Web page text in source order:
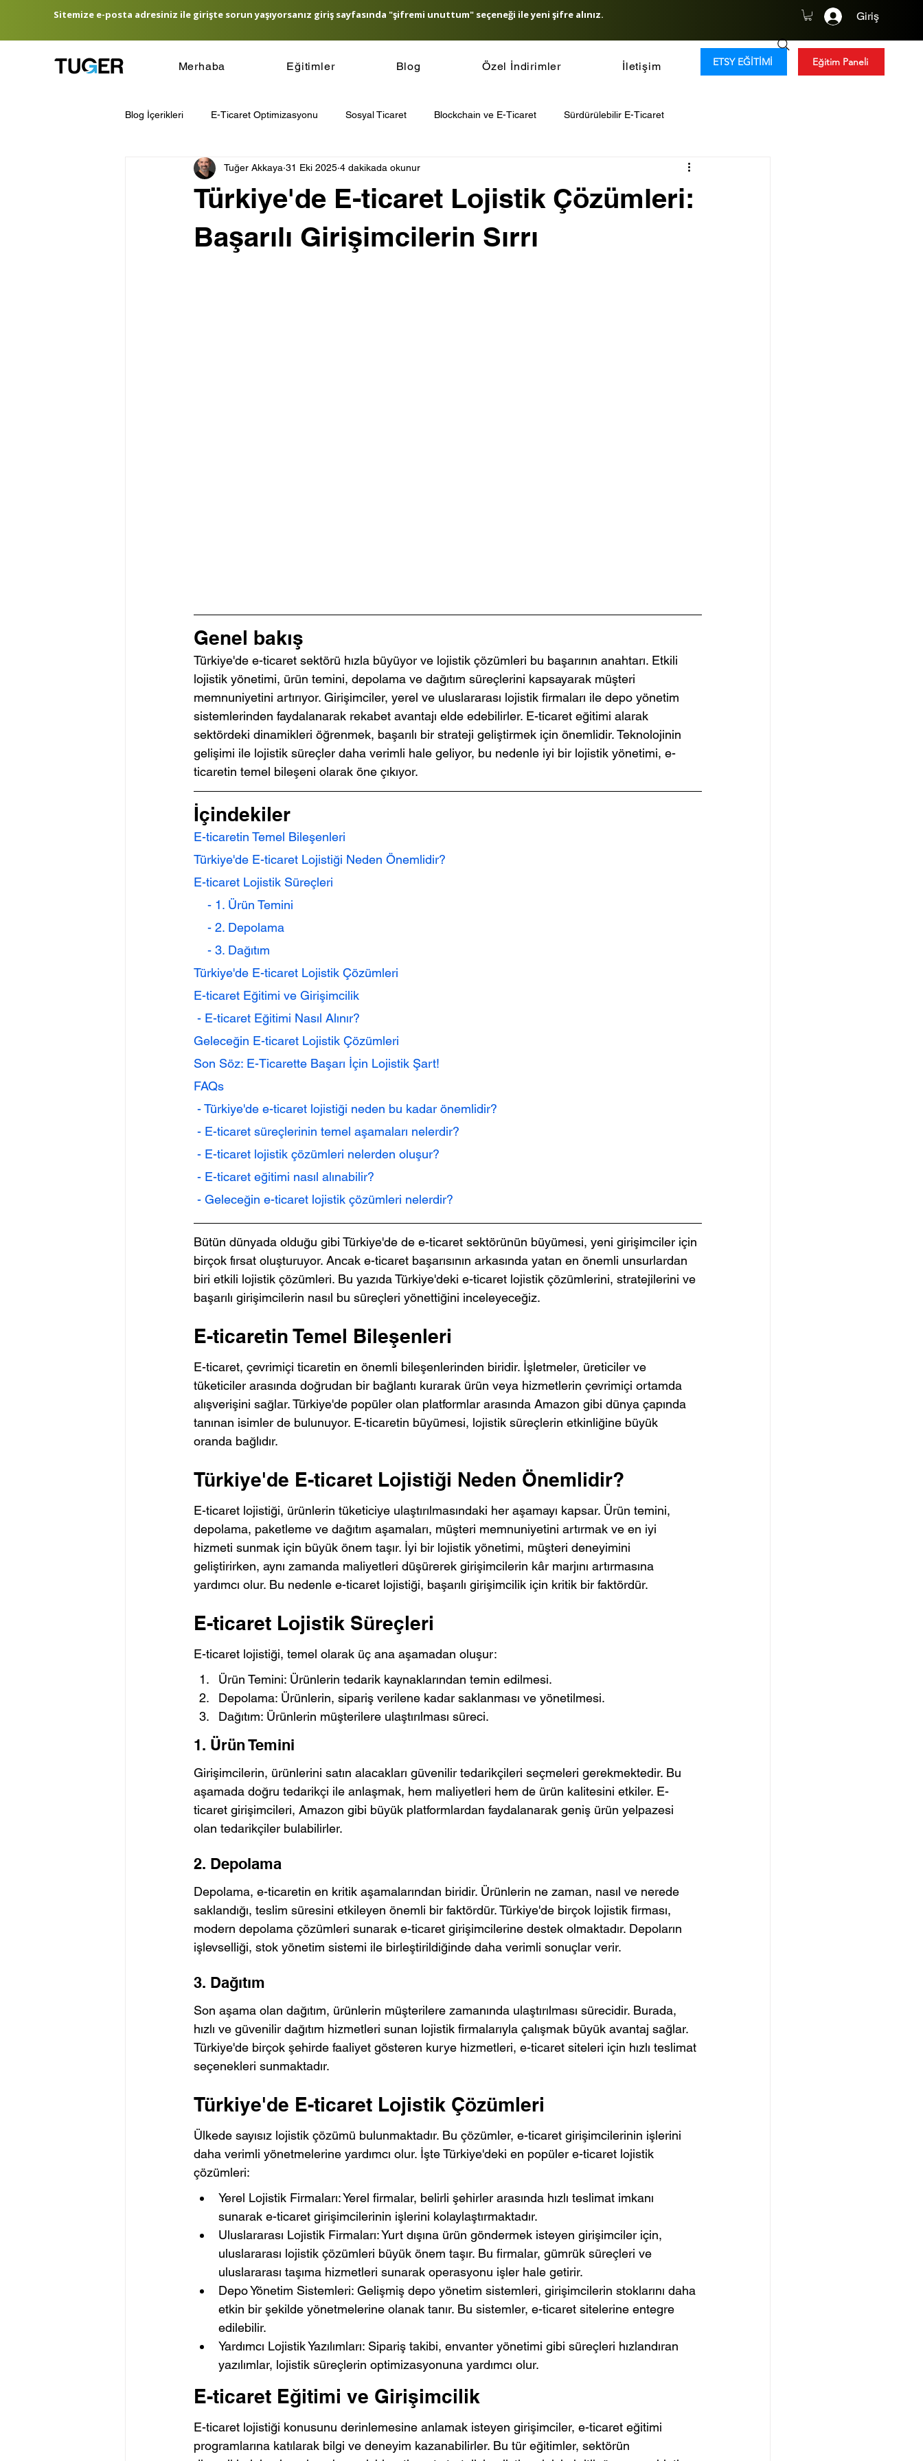
Sitemize e-posta adresiniz ile girişte sorun yaşıyorsanız giriş sayfasında "şifremi unuttum" seçeneği ile yeni şifre alınız. Giriş
Merhaba Eğitimler Blog Özel İndirimler İletişim ETSY EĞİTİMİ Eğitim Paneli
Blog İçerikleri E-Ticaret Optimizasyonu Sosyal Ticaret Blockchain ve E-Ticaret Sürdürülebilir E-Ticaret
E-Ticaret Lojistik Yönetimi E-Ticaret Güvenliği E-Ticaret SEO Stratejileri Tüketim Trendleri
Hedef Kitle Belirleme E-Ticaret Ödeme Sistemleri Müşteri Sadakati Stratejileri
Türkiye'de E-ticaret Lojistik Çözümleri:
Başarılı Girişimcilerin Sırrı
Tuğer Akkaya 31 Eki 2025 4 dakikada okunur
Genel bakış
Türkiye'de e-ticaret sektörü hızla büyüyor ve lojistik çözümleri bu başarının anahtarı. Etkili
lojistik yönetimi, ürün temini, depolama ve dağıtım süreçlerini kapsayarak müşteri
memnuniyetini artırıyor. Girişimciler, yerel ve uluslararası lojistik firmaları ile depo yönetim
sistemlerinden faydalanarak rekabet avantajı elde edebilirler. E-ticaret eğitimi alarak
sektördeki dinamikleri öğrenmek, başarılı bir strateji geliştirmek için önemlidir. Teknolojinin
gelişimi ile lojistik süreçler daha verimli hale geliyor, bu nedenle iyi bir lojistik yönetimi, e-
ticaretin temel bileşeni olarak öne çıkıyor.
İçindekiler
E-ticaretin Temel Bileşenleri
Türkiye'de E-ticaret Lojistiği Neden Önemlidir?
E-ticaret Lojistik Süreçleri
    - 1. Ürün Temini
    - 2. Depolama
    - 3. Dağıtım
Türkiye'de E-ticaret Lojistik Çözümleri
E-ticaret Eğitimi ve Girişimcilik
- E-ticaret Eğitimi Nasıl Alınır?
Geleceğin E-ticaret Lojistik Çözümleri
Son Söz: E-Ticarette Başarı İçin Lojistik Şart!
FAQs
- Türkiye'de e-ticaret lojistiği neden bu kadar önemlidir?
- E-ticaret süreçlerinin temel aşamaları nelerdir?
- E-ticaret lojistik çözümleri nelerden oluşur?
- E-ticaret eğitimi nasıl alınabilir?
- Geleceğin e-ticaret lojistik çözümleri nelerdir?
Bütün dünyada olduğu gibi Türkiye'de de e-ticaret sektörünün büyümesi, yeni girişimciler için
birçok fırsat oluşturuyor. Ancak e-ticaret başarısının arkasında yatan en önemli unsurlardan
biri etkili lojistik çözümleri. Bu yazıda Türkiye'deki e-ticaret lojistik çözümlerini, stratejilerini ve
başarılı girişimcilerin nasıl bu süreçleri yönettiğini inceleyeceğiz.
E-ticaretin Temel Bileşenleri
E-ticaret, çevrimiçi ticaretin en önemli bileşenlerinden biridir. İşletmeler, üreticiler ve
tüketiciler arasında doğrudan bir bağlantı kurarak ürün veya hizmetlerin çevrimiçi ortamda
alışverişini sağlar. Türkiye'de popüler olan platformlar arasında Amazon gibi dünya çapında
tanınan isimler de bulunuyor. E-ticaretin büyümesi, lojistik süreçlerin etkinliğine büyük
oranda bağlıdır.
Türkiye'de E-ticaret Lojistiği Neden Önemlidir?
E-ticaret lojistiği, ürünlerin tüketiciye ulaştırılmasındaki her aşamayı kapsar. Ürün temini,
depolama, paketleme ve dağıtım aşamaları, müşteri memnuniyetini artırmak ve en iyi
hizmeti sunmak için büyük önem taşır. İyi bir lojistik yönetimi, müşteri deneyimini
geliştirirken, aynı zamanda maliyetleri düşürerek girişimcilerin kâr marjını artırmasına
yardımcı olur. Bu nedenle e-ticaret lojistiği, başarılı girişimcilik için kritik bir faktördür.
E-ticaret Lojistik Süreçleri
E-ticaret lojistiği, temel olarak üç ana aşamadan oluşur:
Ürün Temini: Ürünlerin tedarik kaynaklarından temin edilmesi.
Depolama: Ürünlerin, sipariş verilene kadar saklanması ve yönetilmesi.
Dağıtım: Ürünlerin müşterilere ulaştırılması süreci.
1. Ürün Temini
Girişimcilerin, ürünlerini satın alacakları güvenilir tedarikçileri seçmeleri gerekmektedir. Bu
aşamada doğru tedarikçi ile anlaşmak, hem maliyetleri hem de ürün kalitesini etkiler. E-
ticaret girişimcileri, Amazon gibi büyük platformlardan faydalanarak geniş ürün yelpazesi
olan tedarikçiler bulabilirler.
2. Depolama
Depolama, e-ticaretin en kritik aşamalarından biridir. Ürünlerin ne zaman, nasıl ve nerede
saklandığı, teslim süresini etkileyen önemli bir faktördür. Türkiye'de birçok lojistik firması,
modern depolama çözümleri sunarak e-ticaret girişimcilerine destek olmaktadır. Depoların
işlevselliği, stok yönetim sistemi ile birleştirildiğinde daha verimli sonuçlar verir.
3. Dağıtım
Son aşama olan dağıtım, ürünlerin müşterilere zamanında ulaştırılması sürecidir. Burada,
hızlı ve güvenilir dağıtım hizmetleri sunan lojistik firmalarıyla çalışmak büyük avantaj sağlar.
Türkiye'de birçok şehirde faaliyet gösteren kurye hizmetleri, e-ticaret siteleri için hızlı teslimat
seçenekleri sunmaktadır.
Türkiye'de E-ticaret Lojistik Çözümleri
Ülkede sayısız lojistik çözümü bulunmaktadır. Bu çözümler, e-ticaret girişimcilerinin işlerini
daha verimli yönetmelerine yardımcı olur. İşte Türkiye'deki en popüler e-ticaret lojistik
çözümleri:
Yerel Lojistik Firmaları: Yerel firmalar, belirli şehirler arasında hızlı teslimat imkanı
sunarak e-ticaret girişimcilerinin işlerini kolaylaştırmaktadır.
Uluslararası Lojistik Firmaları: Yurt dışına ürün göndermek isteyen girişimciler için,
uluslararası lojistik çözümleri büyük önem taşır. Bu firmalar, gümrük süreçleri ve
uluslararası taşıma hizmetleri sunarak operasyonu işler hale getirir.
Depo Yönetim Sistemleri: Gelişmiş depo yönetim sistemleri, girişimcilerin stoklarını daha
etkin bir şekilde yönetmelerine olanak tanır. Bu sistemler, e-ticaret sitelerine entegre
edilebilir.
Yardımcı Lojistik Yazılımları: Sipariş takibi, envanter yönetimi gibi süreçleri hızlandıran
yazılımlar, lojistik süreçlerin optimizasyonuna yardımcı olur.
E-ticaret Eğitimi ve Girişimcilik
E-ticaret lojistiği konusunu derinlemesine anlamak isteyen girişimciler, e-ticaret eğitimi
programlarına katılarak bilgi ve deneyim kazanabilirler. Bu tür eğitimler, sektörün